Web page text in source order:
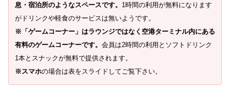
息・宿泊所のようなスペースです。 1時間の利用が無料になります
がドリンクや軽食のサービスは無いようです。
※「ゲームコーナー」はラウンジではなく空港ターミナル内にある
有料のゲームコーナーです。 会員は2時間の利用とソフトドリンク
1本とスナックが無料で提供されます。
※スマホの場合は表をスライドしてご覧下さい。